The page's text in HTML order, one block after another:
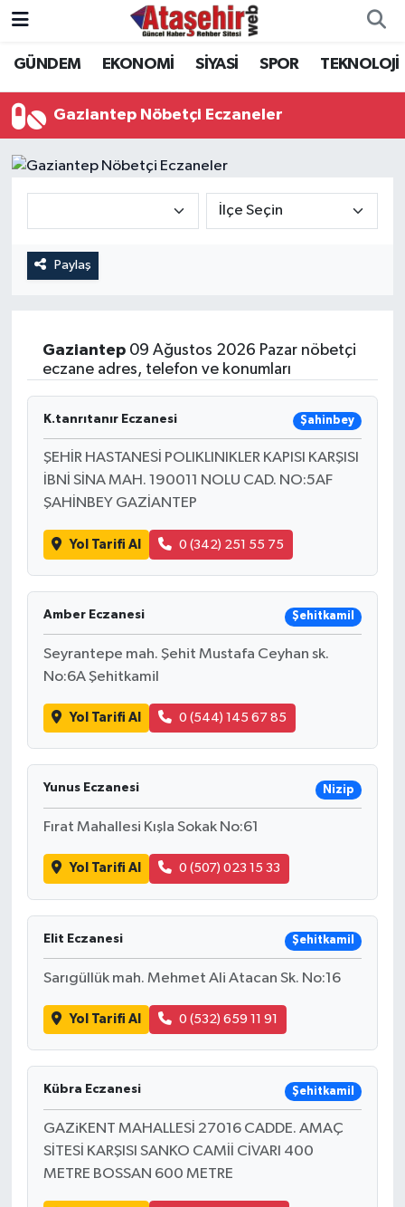
GÜNDEM EKONOMİ SİYASİ SPOR TEKNOLOJİ
Gaziantep Nöbetçi Eczaneler
Paylaş
Gaziantep09 Ağustos 2026 Pazar nöbetçi
eczane adres, telefon ve konumları
K.tanrıtanır Eczanesi Şahinbey
ŞEHİR HASTANESİ POLIKLINIKLER KAPISI KARŞISI
İBNİ SİNA MAH. 190011 NOLU CAD. NO:5AF
ŞAHİNBEY GAZİANTEP
Yol Tarifi Al 0 (342) 251 55 75
Amber Eczanesi Şehitkamil
Seyrantepe mah. Şehit Mustafa Ceyhan sk.
No:6A Şehitkamil
Yol Tarifi Al 0 (544) 145 67 85
Yunus Eczanesi Nizip
Fırat Mahallesi Kışla Sokak No:61
Yol Tarifi Al 0 (507) 023 15 33
Elit Eczanesi Şehitkamil
Sarıgüllük mah. Mehmet Ali Atacan Sk. No:16
Yol Tarifi Al 0 (532) 659 11 91
Kübra Eczanesi Şehitkamil
GAZiKENT MAHALLESİ 27016 CADDE. AMAÇ
SİTESİ KARŞISI SANKO CAMİİ CİVARI 400
METRE BOSSAN 600 METRE
Hava Durumu
Trafik Durumu
Süper Lig Puan Durumu ve Fikstür
Son Dakika Haberleri